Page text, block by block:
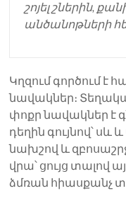
շոյել շներին,
անծանոթների
Կղզում գործում է
նավակներ։
փոքր նավակներ է
դեղին գույնով՝
նախշով և
վրա՝ ցույց տալով
ձմռան հիասքանչ